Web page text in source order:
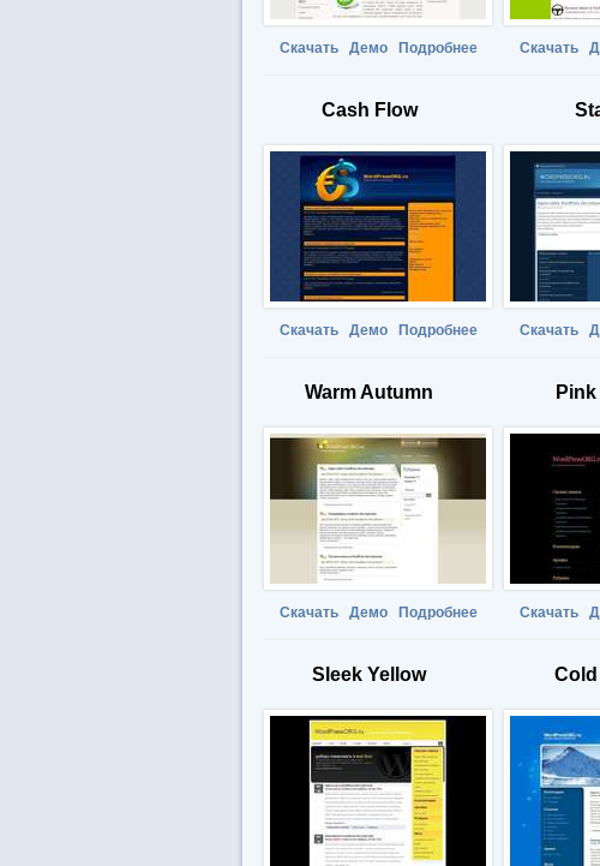
Скачать Демо Подробнее Скачать
Cash Flow
Скачать Демо Подробнее Скачать
Warm Autumn
Скачать Демо Подробнее Скачать
Sleek Yellow